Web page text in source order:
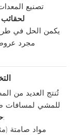
تصنيع
يكمن الحل في طرح
مجرد عروض
تُنتج العديد من
للمشي لمسافات
. فهي تتطلب ما يلي:
مواد صامتة